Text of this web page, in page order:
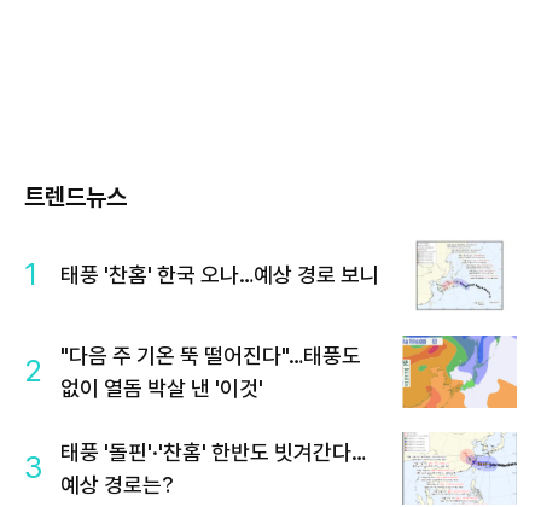
트렌드뉴스
1 태풍 '찬홈' 한국 오나…예상 경로 보니
2
"다음 주 기온 뚝 떨어진다"…태풍도
없이 열돔 박살 낸 '이것'
3
태풍 '돌핀'·'찬홈' 한반도 빗겨간다…
예상 경로는?